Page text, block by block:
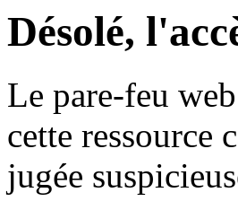
Désolé,
Le pare-feu
cette ressource
jugée